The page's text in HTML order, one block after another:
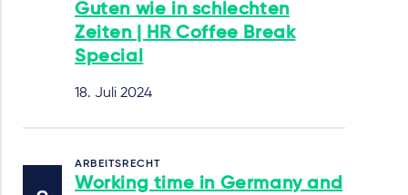
Guten wie in schlechten
Zeiten | HR Coffee Break
Special
18. Juli 2024
ARBEITSRECHT
Working time in Germany and